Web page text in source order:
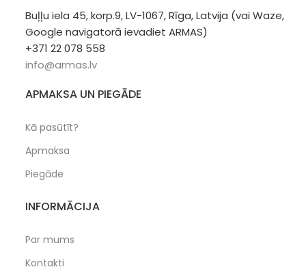
Buļļu iela 45, korp.9, LV-1067, Rīga, Latvija (vai Waze,
Google navigatorā ievadiet ARMAS)
+371 22 078 558
info@armas.lv
APMAKSA UN PIEGĀDE
Kā pasūtīt?
Apmaksa
Piegāde
INFORMĀCIJA
Par mums
Kontakti